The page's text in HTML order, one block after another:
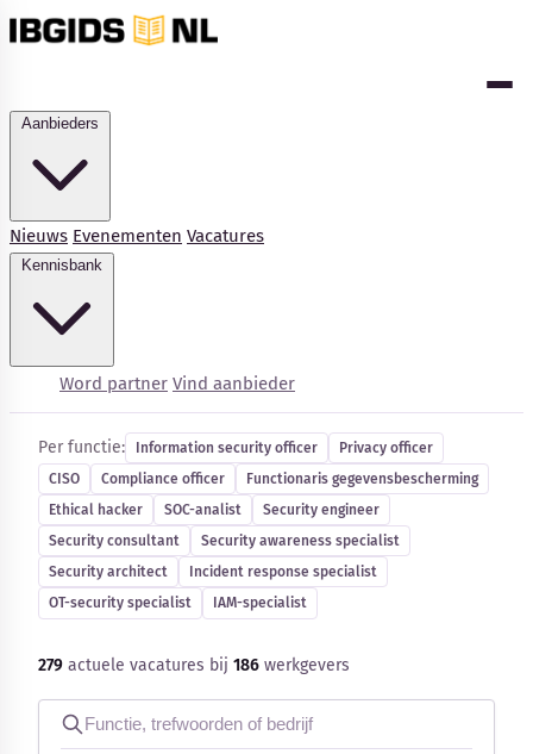
Nieuws Evenementen Vacatures
Word partner Vind aanbieder
Kennisbank
Blog
Bedrijfsupdates
Externe bronnen
Woordenboek
Cybersecurity-vacatures
Per functie: Information security officer
Privacy officer
CISO
Compliance officer
Functionaris gegevensbescherming
Ethical hacker
SOC-analist
Security engineer
Security consultant
Security awareness specialist
Security architect
Incident response specialist
OT-security specialist
IAM-specialist
279 actuele vacatures bij 186 werkgevers